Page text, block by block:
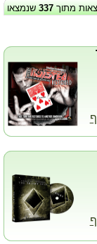
מתוך337שנמצאו